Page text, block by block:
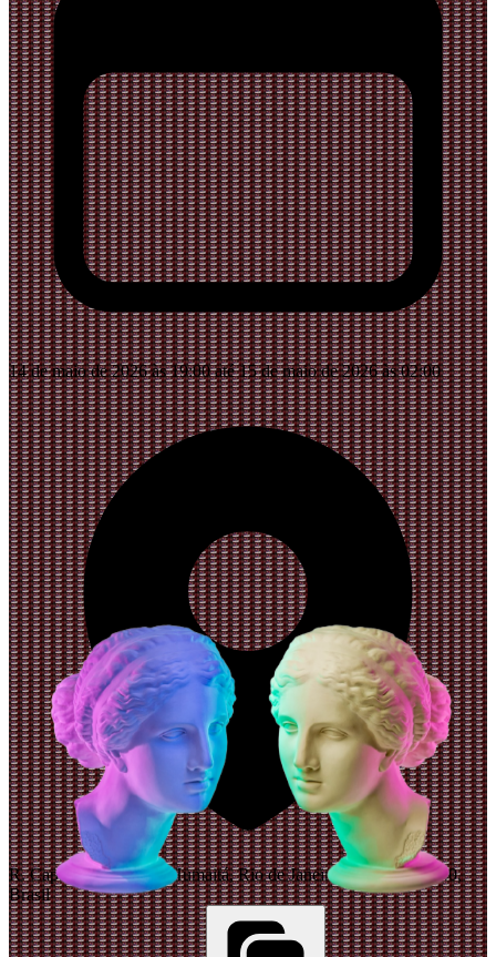
14 de maio de 2026 às 19:00 até 15 de maio de 2026 às 02:00
R. Cap. Salomão, 57 - Humaitá, Rio de Janeiro - RJ, 22271-040,
Brasil